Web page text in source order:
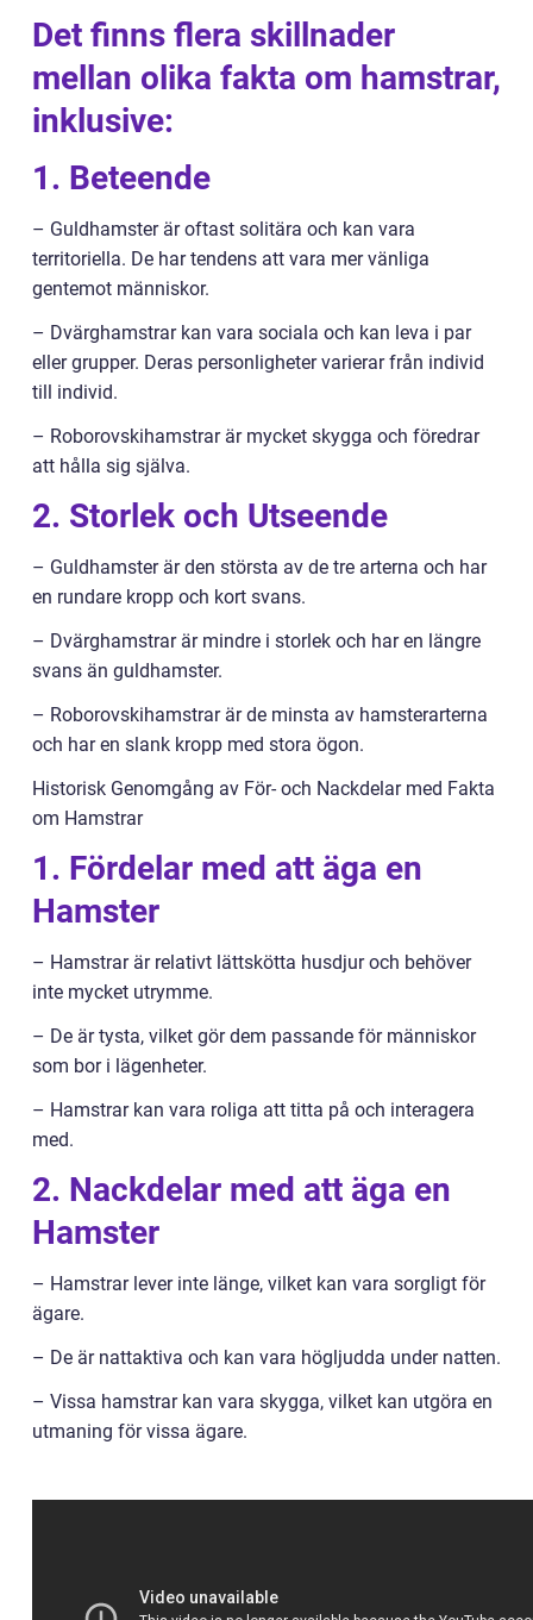
Det finns flera skillnader
mellan olika fakta om hamstrar,
inklusive:
1. Beteende
– Guldhamster är oftast solitära och kan vara
territoriella. De har tendens att vara mer vänliga
gentemot människor.
– Dvärghamstrar kan vara sociala och kan leva i par
eller grupper. Deras personligheter varierar från individ
till individ.
– Roborovskihamstrar är mycket skygga och föredrar
att hålla sig själva.
2. Storlek och Utseende
– Guldhamster är den största av de tre arterna och har
en rundare kropp och kort svans.
– Dvärghamstrar är mindre i storlek och har en längre
svans än guldhamster.
– Roborovskihamstrar är de minsta av hamsterarterna
och har en slank kropp med stora ögon.
Historisk Genomgång av För- och Nackdelar med Fakta
om Hamstrar
1. Fördelar med att äga en
Hamster
– Hamstrar är relativt lättskötta husdjur och behöver
inte mycket utrymme.
– De är tysta, vilket gör dem passande för människor
som bor i lägenheter.
– Hamstrar kan vara roliga att titta på och interagera
med.
2. Nackdelar med att äga en
Hamster
– Hamstrar lever inte länge, vilket kan vara sorgligt för
ägare.
– De är nattaktiva och kan vara högljudda under natten.
– Vissa hamstrar kan vara skygga, vilket kan utgöra en
utmaning för vissa ägare.